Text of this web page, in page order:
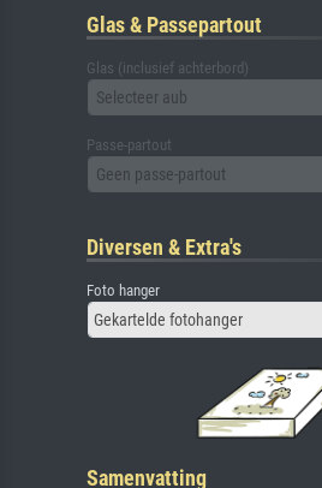
Glas & Passepartout
Glas (inclusief achterbord)
Selecteer aub
Passe-partout
Geen passe-partout
Diversen & Extra's
Foto hanger
Gekartelde fotohanger
Samenvatting